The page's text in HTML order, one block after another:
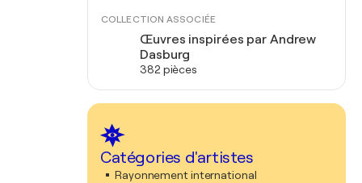
COLLECTION ASSOCIÉE
Œuvres inspirées par Andrew
Dasburg
382 pièces
Catégories d'artistes
Rayonnement international